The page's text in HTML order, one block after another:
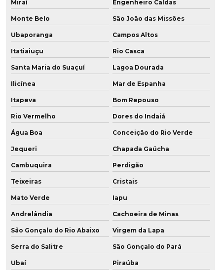
Miraí Engenheiro Caldas
Monte Belo São João das Missões
Ubaporanga Campos Altos
Itatiaiuçu Rio Casca
Santa Maria do Suaçuí Lagoa Dourada
Ilicínea Mar de Espanha
Itapeva Bom Repouso
Rio Vermelho Dores do Indaiá
Água Boa Conceição do Rio Verde
Jequeri Chapada Gaúcha
Cambuquira Perdigão
Teixeiras Cristais
Mato Verde Iapu
Andrelândia Cachoeira de Minas
São Gonçalo do Rio Abaixo Virgem da Lapa
Serra do Salitre São Gonçalo do Pará
Ubaí Piraúba